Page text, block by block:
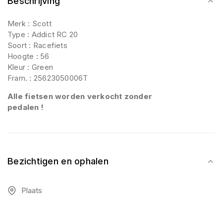
Merk : Scott
Type : Addict RC 20
Soort : Racefiets
Hoogte : 56
Kleur : Green
Fram. : 25623050006T
Alle fietsen worden verkocht zonder
pedalen !
Bezichtigen en ophalen
Plaats